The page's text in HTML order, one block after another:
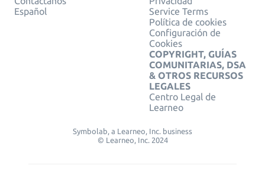
Español
Service Terms
Política de cookies
Configuración de
Cookies
COPYRIGHT, GUÍAS
COMUNITARIAS, DSA
& OTROS RECURSOS
LEGALES
Centro Legal de
Learneo
Symbolab, a Learneo, Inc. business
© Learneo, Inc. 2024